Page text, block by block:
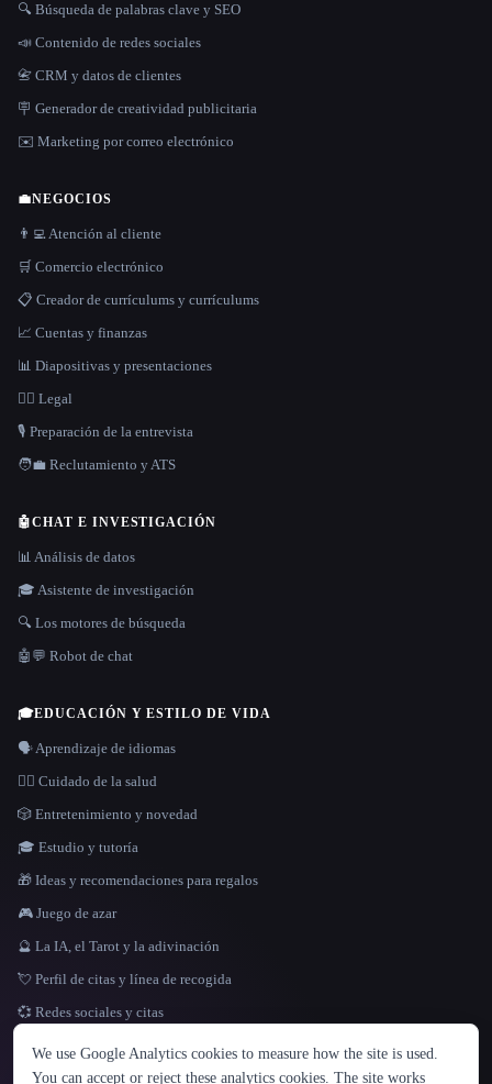
IDIOMA
English español Français Русский 简体中文
🔍 Búsqueda de palabras clave y SEO
📣 Contenido de redes sociales
📇 CRM y datos de clientes
🪧 Generador de creatividad publicitaria
✉️ Marketing por correo electrónico
💼NEGOCIOS
👨‍💻 Atención al cliente
🛒 Comercio electrónico
📋 Creador de currículums y currículums
📈 Cuentas y finanzas
📊 Diapositivas y presentaciones
👩‍⚖️ Legal
🎙️ Preparación de la entrevista
🧑‍💼 Reclutamiento y ATS
🤖CHAT E INVESTIGACIÓN
📊 Análisis de datos
🎓 Asistente de investigación
🔍 Los motores de búsqueda
🤖💬 Robot de chat
🎓EDUCACIÓN Y ESTILO DE VIDA
🗣️ Aprendizaje de idiomas
👩‍⚕️ Cuidado de la salud
🎲 Entretenimiento y novedad
🎓 Estudio y tutoría
🎁 Ideas y recomendaciones para regalos
🎮 Juego de azar
🔮 La IA, el Tarot y la adivinación
💘 Perfil de citas y línea de recogida
💞 Redes sociales y citas
We use Google Analytics cookies to measure how the site is used.
You can accept or reject these analytics cookies. The site works